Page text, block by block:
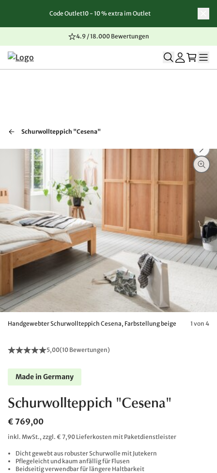
Zum Inhalt springen
Zur Navigation springen
Zum Seitenende springen
Code Outlet10 - 10 % extra im Outlet
4.9 / 18.000 Bewertungen
Schurwollteppich "Cesena"
Handgewebter Schurwollteppich Cesena, Farbstellung beige 1 von 4
5,00(10 Bewertungen)
Made in Germany
Schurwollteppich "Cesena"
€ 769,00
inkl. MwSt., zzgl. € 7,90 Lieferkosten mit Paketdienstleister
Dicht gewebt aus robuster Schurwolle mit Jutekern
Pflegeleicht und kaum anfällig für Flusen
Beidseitig verwendbar für längere Haltbarkeit